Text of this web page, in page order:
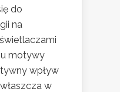
do
na
motywy
wpływ
w